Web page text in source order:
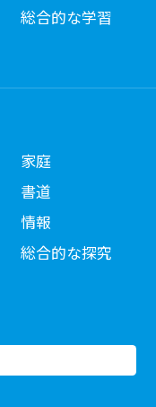
総合的な学習
家庭
書道
情報
総合的な探究